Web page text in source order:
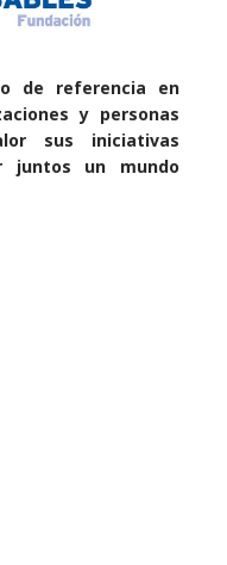
de referencia en
y personas
sus iniciativas
juntos un mundo